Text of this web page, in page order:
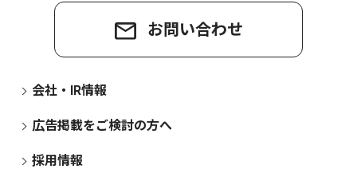
お問い合わせ
会社・IR情報
広告掲載をご検討の方へ
採用情報